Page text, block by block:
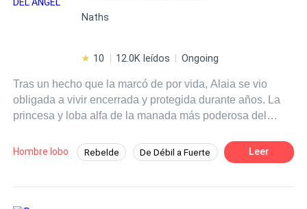
Naths
10 12.0K leídos Ongoing
Tras un hecho que la marcó de por vida, Alaia se vio
obligada a vivir encerrada y protegida durante años. La
princesa y loba alfa de la manada más poderosa del
el vientre de su madre. Hasta ahora, nadie ha logrado
saber el propósito de ese acto, debido a que la pareja
Hombre lobo Rebelde De Débil a Fuerte Leer